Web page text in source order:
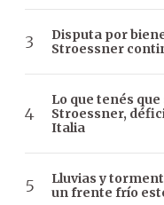
Disputa por
Stroessner
Lo que tenés
Stroessner,
Italia
Lluvias y
un frente frío